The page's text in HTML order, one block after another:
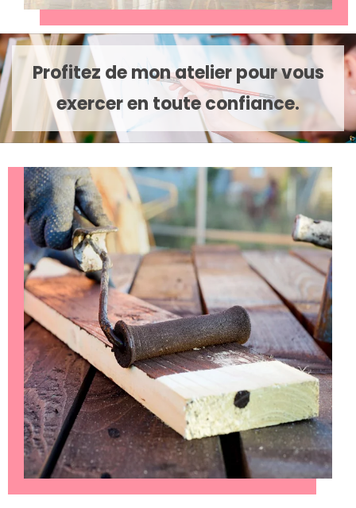
Profitez de mon atelier pour vous
exercer en toute confiance.